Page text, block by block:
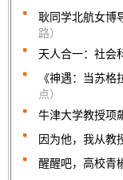
耿同学北航女博
路）
天人合一：社会
《神遇：当苏
点）
牛津大学教授项
因为他，我从教
醒醒吧，高校青